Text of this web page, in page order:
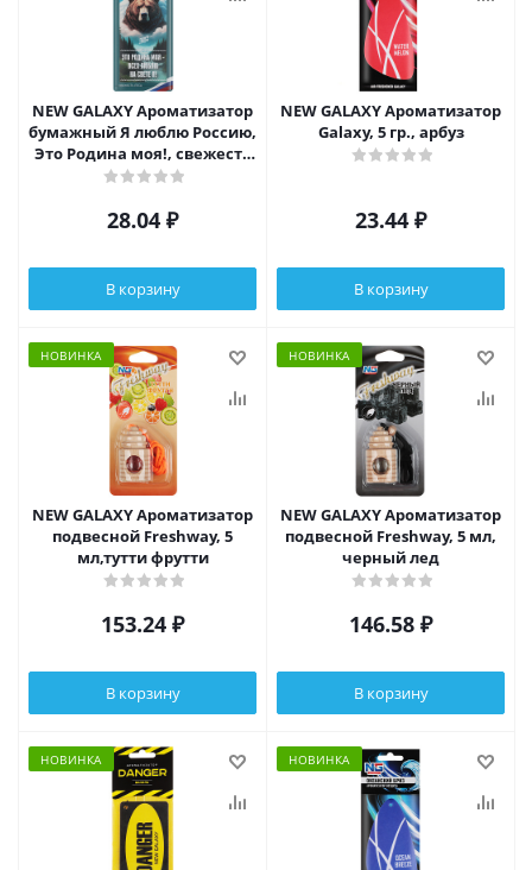
NEW GALAXY Ароматизатор
бумажный Я люблю Россию,
Это Родина моя!, свежесть
леса
28.04 ₽
В корзину
NEW GALAXY Ароматизатор
Galaxy, 5 гр., арбуз
23.44 ₽
В корзину
НОВИНКА
NEW GALAXY Ароматизатор
подвесной Freshway, 5
мл,тутти фрутти
153.24 ₽
В корзину
НОВИНКА
NEW GALAXY Ароматизатор
подвесной Freshway, 5 мл,
черный лед
146.58 ₽
В корзину
НОВИНКА НОВИНКА